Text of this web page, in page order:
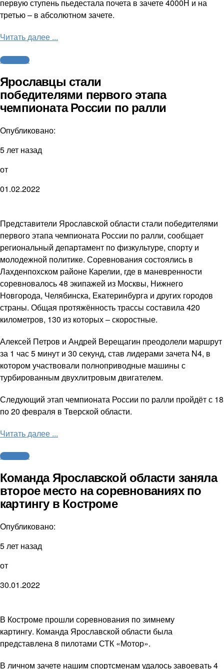
первую ступень пьедестала почета в зачете 4000Н и на
третью – в абсолютном зачете.
Читать далее ...
Автоспорт
Ярославцы стали
победителями первого этапа
чемпионата России по ралли
Опубликовано:
5 лет назад
от
01.02.2022
Представители Ярославской области стали победителями
первого этапа чемпионата России по ралли, сообщает
региональный департамент по физкультуре, спорту и
молодежной политике. Соревнования состоялись в
Лахденпохском районе Карелии, где в маневренности
соревновалось 48 экипажей из Москвы, Нижнего
Новгорода, Челябинска, Екатеринбурга и других городов
страны. Общая протяжённость трассы составила 420
километров, 130 из которых – скоростные.
Алексей Петров и Андрей Верещагин преодолели маршрут
за 1 час 5 минут и 30 секунд, став лидерами зачета N4, в
котором участвовали полноприводные машины с
турбированным двухлитровым двигателем.
Следующий этап чемпионата России по ралли пройдёт с 18
по 20 февраля в Тверской области.
Читать далее ...
Автоспорт
Команда Ярославской области заняла
второе место на соревнованиях по
картингу в Костроме
Опубликовано:
5 лет назад
от
30.01.2022
В Костроме прошли соревнования по зимнему
картингу. Команда Ярославской области была
представлена 8 пилотами СТК «Мотор».
В личном зачете нашим спортсменам удалось завоевать 4